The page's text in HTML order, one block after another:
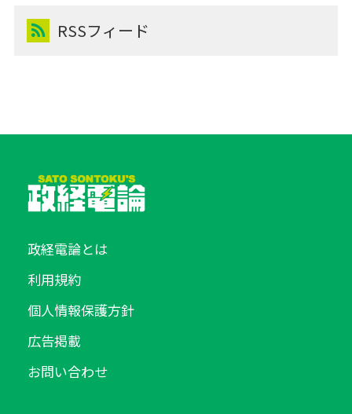
RSSフィード
政経電論とは
利用規約
個人情報保護方針
広告掲載
お問い合わせ